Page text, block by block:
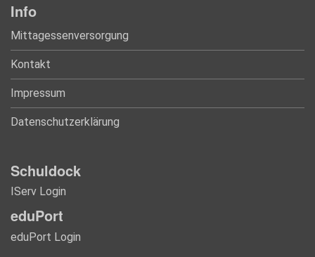
Info
Mittagessenversorgung
Kontakt
Impressum
Datenschutzerklärung
Schuldock
IServ Login
eduPort
eduPort Login